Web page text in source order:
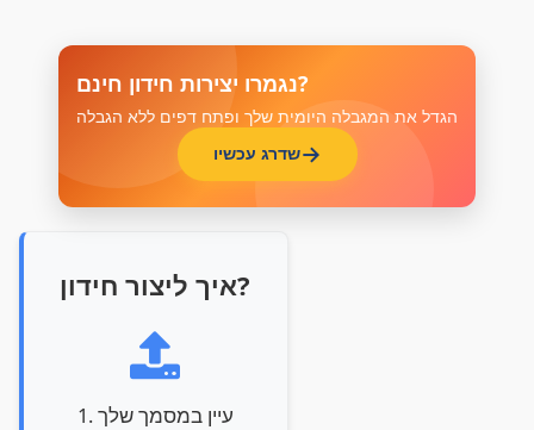
נגמרו יצירות חידון חינם?
הגדל את המגבלה היומית שלך ופתח דפים ללא הגבלה
שדרג עכשיו
איך ליצור חידון?
1. עיין במסמך שלך